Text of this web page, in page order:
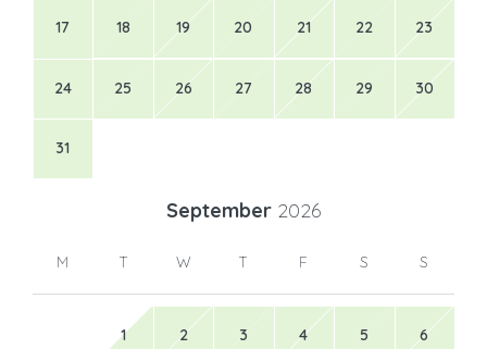
17 18 19 20 21 22 23
24 25 26 27 28 29 30
31
September 2026
M T W T F S S
1 2 3 4 5 6